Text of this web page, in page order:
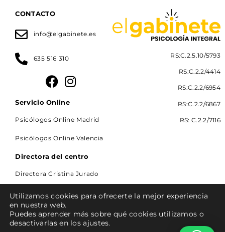
CONTACTO
info@elgabinete.es
635 516 310
Servicio Online
Psicólogos Online Madrid
Psicólogos Online Valencia
Directora del centro
Directora Cristina Jurado
RS:C.2.5.10/5793
RS:C.2.2/4414
RS:C.2.2/6954
RS:C.2.2/6867
RS: C.2.2/7116
Aviso legal Política de privacidad
Utilizamos cookies para ofrecerte la mejor experiencia
en nuestra web.
Puedes aprender más sobre qué cookies utilizamos o
desactivarlas en los ajustes.